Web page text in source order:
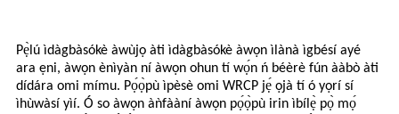
Pẹ̀lú ìdàgbàsókè àwùjọ àti ìdàgbàsókè àwọn ìlànà ìgbésí ayé
ara ẹni, àwọn ènìyàn ní àwọn ohun tí wọ́n ń béèrè fún ààbò àti
dídára omi mímu. Pọ́ọ̀pù ìpèsè omi WRCP jẹ́ ọjà tí ó yọrí sí
ìhùwàsí yìí. Ó so àwọn àǹfààní àwọn pọ́ọ̀pù irin ìbílẹ̀ pọ̀ mọ́